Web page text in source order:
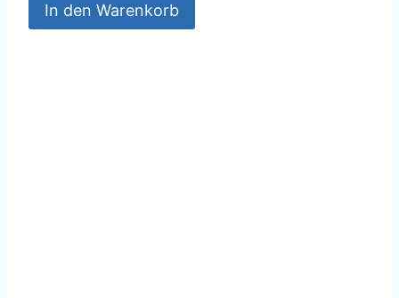
In den Warenkorb